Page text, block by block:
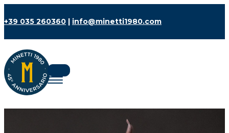
+39 035 260360 | info@minetti1980.com